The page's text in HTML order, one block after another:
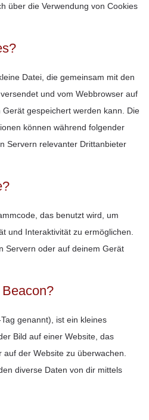
über die Verwendung von Cookies
Datei, die gemeinsam mit den
und vom Webbrowser auf
gespeichert werden kann. Die
können während folgender
Servern relevanter Drittanbieter
das benutzt wird, um
und Interaktivität zu ermöglichen.
Servern oder auf deinem Gerät
genannt), ist ein kleines
Bild auf einer Website, das
der Website zu überwachen.
diverse Daten von dir mittels